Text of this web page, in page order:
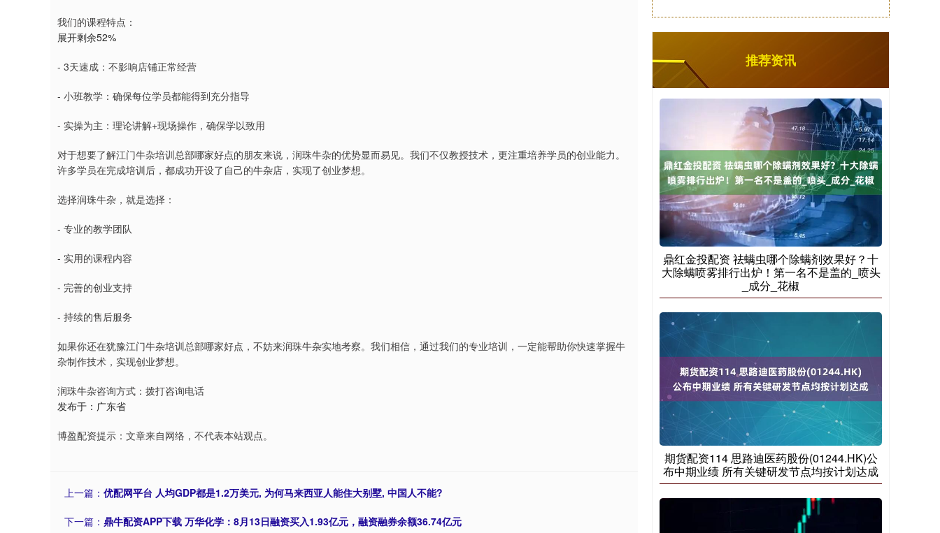
我们的课程特点：
展开剩余52%
- 3天速成：不影响店铺正常经营
- 小班教学：确保每位学员都能得到充分指导
- 实操为主：理论讲解+现场操作，确保学以致用
对于想要了解江门牛杂培训总部哪家好点的朋友来说，润珠牛杂的优势显而易见。我们不仅教授技术，更注重培养学员的创业能力。
许多学员在完成培训后，都成功开设了自己的牛杂店，实现了创业梦想。
选择润珠牛杂，就是选择：
- 专业的教学团队
- 实用的课程内容
- 完善的创业支持
- 持续的售后服务
如果你还在犹豫江门牛杂培训总部哪家好点，不妨来润珠牛杂实地考察。我们相信，通过我们的专业培训，一定能帮助你快速掌握牛
杂制作技术，实现创业梦想。
润珠牛杂咨询方式：拨打咨询电话
发布于：广东省
博盈配资提示：文章来自网络，不代表本站观点。
上一篇： 优配网平台 人均GDP都是1.2万美元, 为何马来西亚人能住大别墅, 中国人不能?
下一篇： 鼎牛配资APP下载 万华化学：8月13日融资买入1.93亿元，融资融券余额36.74亿元
推荐资讯
鼎红金投配资 祛螨虫哪个除螨剂效果好？十
大除螨喷雾排行出炉！第一名不是盖的_喷头
_成分_花椒
期货配资114 思路迪医药股份(01244.HK)公
布中期业绩 所有关键研发节点均按计划达成